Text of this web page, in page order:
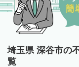
埼玉県 深谷市の
覧